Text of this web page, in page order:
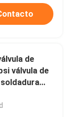
de
válvula de
de